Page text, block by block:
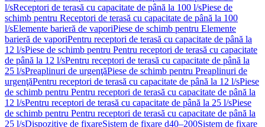
l/sReceptori de terasă cu capacitate de până la 100 l/sPiese de
schimb pentru Receptori de terasă cu capacitate de până la 100
l/sElemente barieră de vaporiPiese de schimb pentru Elemente
barieră de vaporiPentru receptori de terasă cu capacitate de până la
12 l/sPiese de schimb pentru Pentru receptori de terasă cu capacitate
de până la 12 l/sPentru receptori de terasă cu capacitate de până la
25 l/sPreaplinuri de urgenţăPiese de schimb pentru Preaplinuri de
urgenţăPentru receptori de terasă cu capacitate de până la 12 l/sPiese
de schimb pentru Pentru receptori de terasă cu capacitate de până la
12 l/sPentru receptori de terasă cu capacitate de până la 25 l/sPiese
de schimb pentru Pentru receptori de terasă cu capacitate de până la
25 l/sDispozitive de fixareSistem de fixare d40–200Sistem de fixare